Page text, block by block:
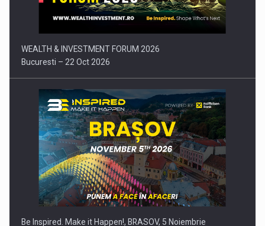
WEALTH & INVESTMENT FORUM 2026
Bucuresti – 22 Oct 2026
Be Inspired. Make it Happen!, BRASOV, 5 Noiembrie